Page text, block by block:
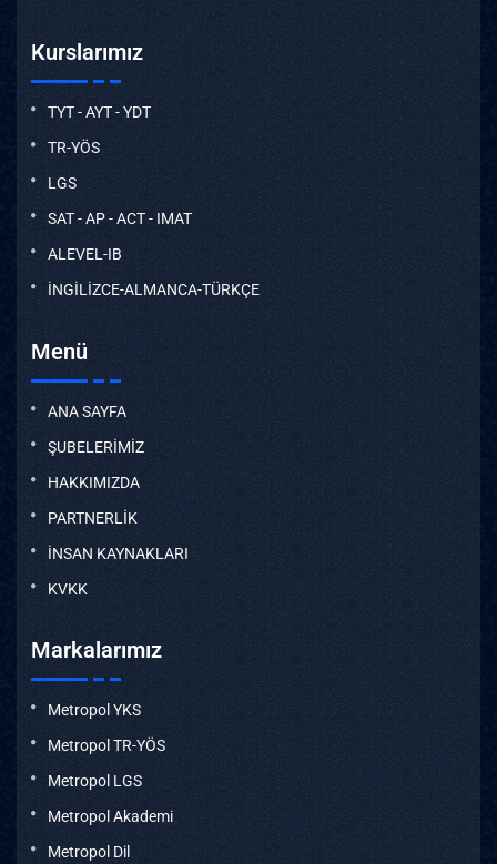
Kurslarımız
TYT - AYT - YDT
TR-YÖS
LGS
SAT - AP - ACT - IMAT
ALEVEL-IB
İNGİLİZCE-ALMANCA-TÜRKÇE
Menü
ANA SAYFA
ŞUBELERİMİZ
HAKKIMIZDA
PARTNERLİK
İNSAN KAYNAKLARI
KVKK
Markalarımız
Metropol YKS
Metropol TR-YÖS
Metropol LGS
Metropol Akademi
Metropol Dil